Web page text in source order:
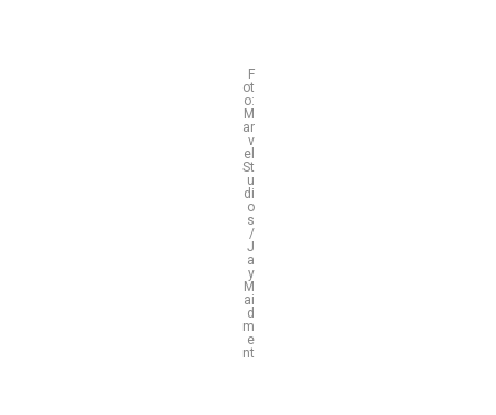
F
ot
o:
M
ar
v
el
St
u
di
o
s
/
J
a
y
M
ai
d
m
e
nt